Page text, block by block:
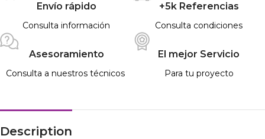
Envío rápido
Consulta información
+5k Referencias
Consulta condiciones
Asesoramiento
Consulta a nuestros técnicos
El mejor Servicio
Para tu proyecto
Description